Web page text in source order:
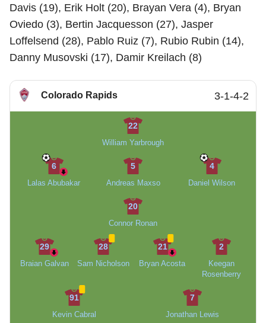
Davis (19), Erik Holt (20), Brayan Vera (4), Bryan
Oviedo (3), Bertin Jacquesson (27), Jasper
Loffelsend (28), Pablo Ruiz (7), Rubio Rubin (14),
Danny Musovski (17), Damir Kreilach (8)
Colorado Rapids 3-1-4-2
22
William Yarbrough
6
Lalas Abubakar
5
Andreas Maxso
4
Daniel Wilson
20
Connor Ronan
29
Braian Galvan
28
Sam Nicholson
21
Bryan Acosta
2
Keegan
Rosenberry
91
Kevin Cabral
7
Jonathan Lewis